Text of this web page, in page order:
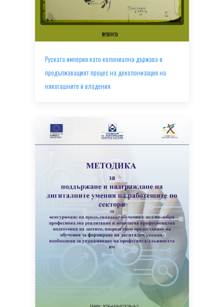
Руската империя като колониална държава и
продължаващият процес на деколонизация на
някогашните ѝ владения